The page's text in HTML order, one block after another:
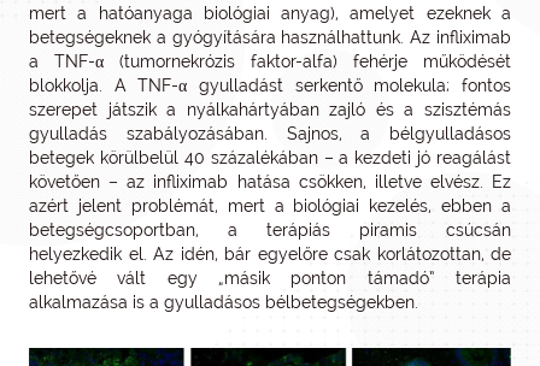
mert a hatóanyaga biológiai anyag), amelyet ezeknek a
betegségeknek a gyógyítására használhattunk. Az infliximab
a TNF-α (tumornekrózis faktor-alfa) fehérje működését
blokkolja. A TNF-α gyulladást serkentő molekula; fontos
szerepet játszik a nyálkahártyában zajló és a szisztémás
gyulladás szabályozásában. Sajnos, a bélgyulladásos
betegek körülbelül 40 százalékában – a kezdeti jó reagálást
követően – az infliximab hatása csökken, illetve elvész. Ez
azért jelent problémát, mert a biológiai kezelés, ebben a
betegségcsoportban, a terápiás piramis csúcsán
helyezkedik el. Az idén, bár egyelőre csak korlátozottan, de
lehetővé vált egy „másik ponton támadó” terápia
alkalmazása is a gyulladásos bélbetegségekben.